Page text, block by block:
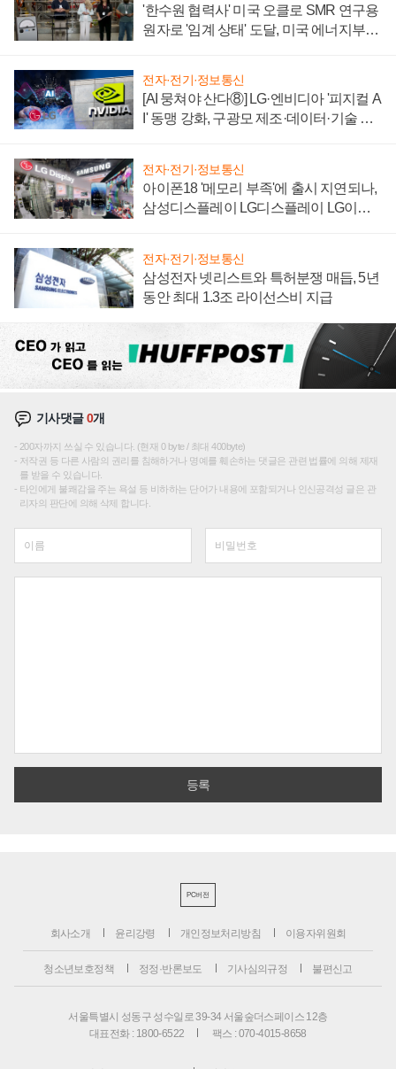
'한수원 협력사' 미국 오클로 SMR 연구용
원자로 '임계 상태' 도달, 미국 에너지부
전자·전기·정보통신
[AI 뭉쳐야 산다⑧] LG·엔비디아 '피지컬 A
I' 동맹 강화, 구광모 제조·데이터·기술 결
전자·전기·정보통신
아이폰18 '메모리 부족'에 출시 지연되나,
삼성디스플레이 LG디스플레이 LG이노
전자·전기·정보통신
삼성전자 넷리스트와 특허분쟁 매듭, 5년
동안 최대 1.3조 라이선스비 지급
기사댓글0개
200자까지 쓰실 수 있습니다. (현재 0 byte / 최대 400byte)
저작권 등 다른 사람의 권리를 침해하거나 명예를 훼손하는 댓글은 관련 법률에 의해 제재
를 받을 수 있습니다.
타인에게 불쾌감을 주는 욕설 등 비하하는 단어가 내용에 포함되거나 인신공격성 글은 관
리자의 판단에 의해 삭제 합니다.
PC버전
회사소개 윤리강령 개인정보처리방침 이용자위원회
청소년보호정책 정정·반론보도 기사심의규정 불편신고
서울특별시 성동구 성수일로 39-34 서울숲더스페이스 12층
대표전화 : 1800-6522
팩스 : 070-4015-8658